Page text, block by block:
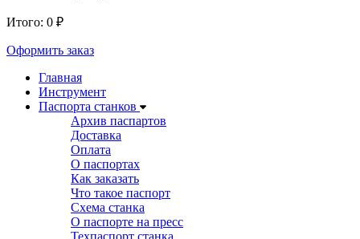
Итого: 0 ₽
Оформить заказ
Главная
Инструмент
Паспорта станков
Архив паспартов
Доставка
Оплата
О паспортах
Как заказать
Что такое паспорт
Схема станка
О паспорте на пресс
Техпаспорт станка